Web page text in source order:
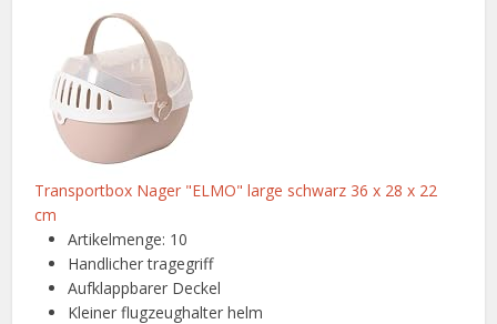
Transportbox Nager "ELMO" large schwarz 36 x 28 x 22
cm
Artikelmenge: 10
Handlicher tragegriff
Aufklappbarer Deckel
Kleiner flugzeughalter helm